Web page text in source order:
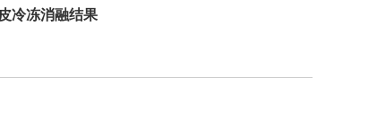
冷冻消融结果